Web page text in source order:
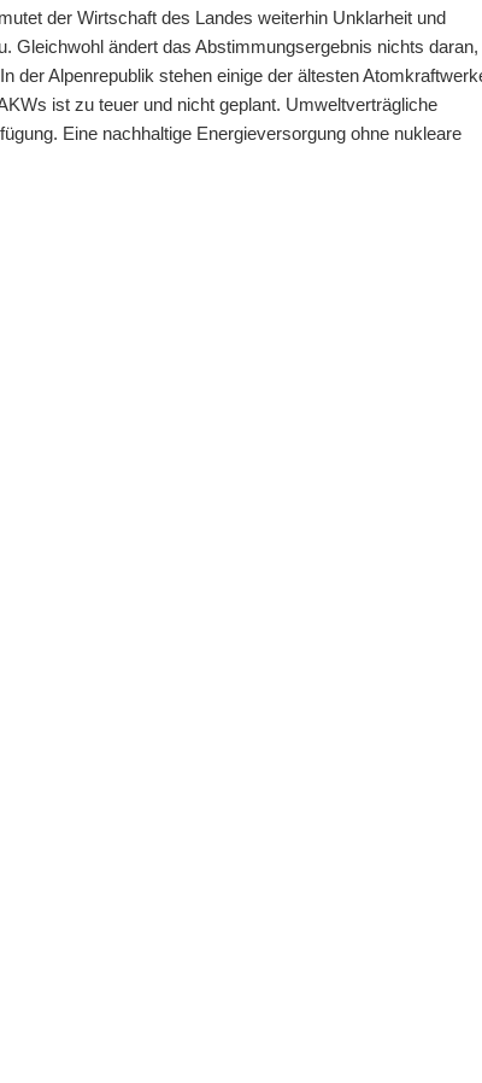
der Wirtschaft des Landes weiterhin Unklarheit und
Gleichwohl ändert das Abstimmungsergebnis nichts daran,
der Alpenrepublik stehen einige der ältesten
ist zu teuer und nicht geplant. Umweltverträgliche
Eine nachhaltige Energieversorgung ohne nukleare